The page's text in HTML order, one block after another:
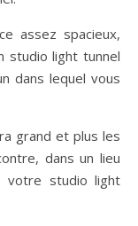
assez spacieux,
studio light tunnel
dans lequel vous
grand et plus les
dans un lieu
votre studio light